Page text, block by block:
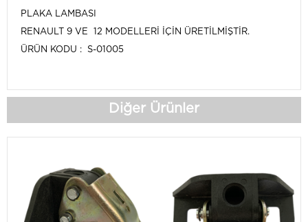
PLAKA LAMBASI
RENAULT 9 VE 12 MODELLERİ İÇİN ÜRETİLMİŞTİR.
ÜRÜN KODU : S-01005
Diğer Ürünler